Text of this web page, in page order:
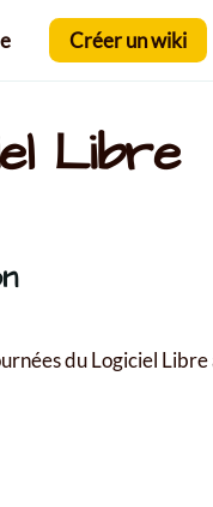
Créer un wiki
Libre
du Logiciel